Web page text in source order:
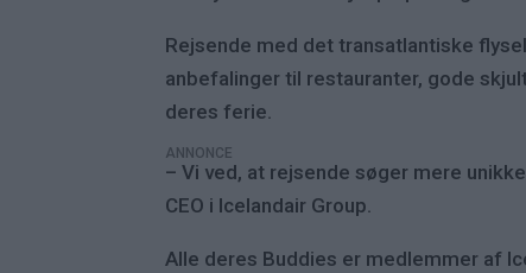
Rejsende med det transatlantiske
anbefalinger til restauranter, gode
deres ferie.
ANNONCE
– Vi ved, at rejsende søger mere
CEO i Icelandair Group.
Alle deres Buddies er medlemmer af